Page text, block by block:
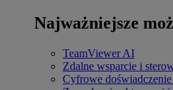
Najważniejsze
TeamViewer AI
Zdalne wsparcie i
Cyfrowe